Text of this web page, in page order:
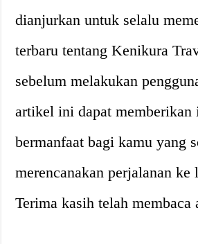
dianjurkan untuk selalu
terbaru tentang Kenikura
sebelum melakukan
artikel ini dapat memberikan
bermanfaat bagi kamu yang
merencanakan perjalanan ke
Terima kasih telah